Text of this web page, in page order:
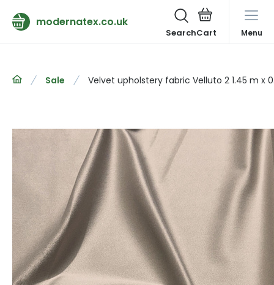
modernatex.co.uk
Search Menu
Sale Velvet upholstery fabric Velluto 2 1.45 m x